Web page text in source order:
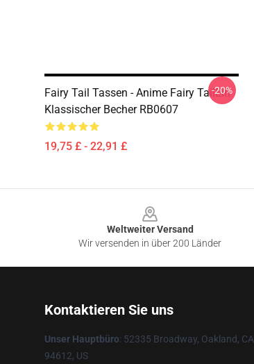
Fairy Tail Tassen - Anime Fairy TailEin
Klassischer Becher RB0607
19,75 £ - 22,91 £
-20%
Weltweiter Versand
Wir versenden in über 200 Länder
Kontaktieren Sie uns
Unser Hauptbüro: 52335 Broadway, Oakland, CA
94612, US